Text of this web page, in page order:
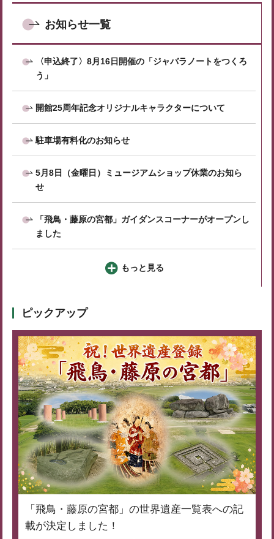
お知らせ一覧
〈申込終了〉8月16日開催の「ジャバラノートをつくろ
う」
開館25周年記念オリジナルキャラクターについて
駐車場有料化のお知らせ
5月8日（金曜日）ミュージアムショップ休業のお知ら
せ
「飛鳥・藤原の宮都」ガイダンスコーナーがオープンし
ました
もっと見る
ピックアップ
「飛鳥・藤原の宮都」の世界遺産一覧表への記
載が決定しました！